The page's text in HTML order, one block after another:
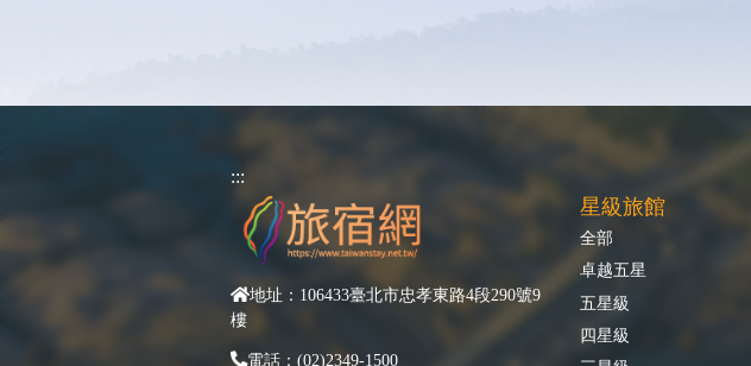
:::
地址：106433臺北市忠孝東路4段290號9
樓
電話：(02)2349-1500
星級旅館
全部
卓越五星
五星級
四星級